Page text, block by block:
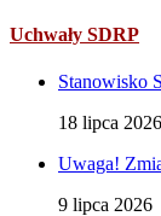
Uchwały SDRP
Stanowisko
18 lipca 2026
Uwaga!
9 lipca 2026